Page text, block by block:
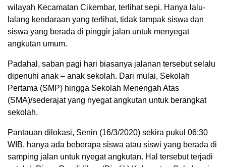
wilayah Kecamatan Cikembar, terlihat sepi. Hanya lalu-
lalang kendaraan yang terlihat, tidak tampak siswa dan
siswa yang berada di pinggir jalan untuk menyegat
angkutan umum.
Padahal, saban pagi hari biasanya jalanan tersebut selalu
dipenuhi anak – anak sekolah. Dari mulai, Sekolah
Pertama (SMP) hingga Sekolah Menengah Atas
(SMA)/sederajat yang nyegat angkutan untuk berangkat
sekolah.
Pantauan dilokasi, Senin (16/3/2020) sekira pukul 06:30
WIB, hanya ada beberapa siswa atau siswi yang berada di
samping jalan untuk nyegat angkutan. Hal tersebut terjadi